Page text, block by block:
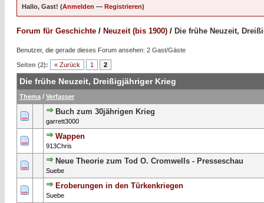
Hallo, Gast! (Anmelden — Registrieren)
Forum für Geschichte / Neuzeit (bis 1900) / Die frühe Neuzeit,
Benutzer, die gerade dieses Forum ansehen: 2 Gast/Gäste
Seiten (2): « Zurück 1 2
Die frühe Neuzeit, Dreißigjähriger Krieg
Thema / Verfasser
Buch zum 30jährigen Krieg
garrett3000
0 Bewertung(en) - 0 von 5 durchschnittlich
1 234
Wappen
913Chris
0 Bewertung(en) - 0 von 5 durchschnittlich
Neue Theorie zum Tod O. Cromwells - Presseschau
Suebe
0 Bewertung(en) - 0 von 5 durchschnittlich
12 34 5
Eroberungen in den Türkenkriegen
Suebe
0 Bewertung(en) - 0 von 5 durchschnittlich
1 2345